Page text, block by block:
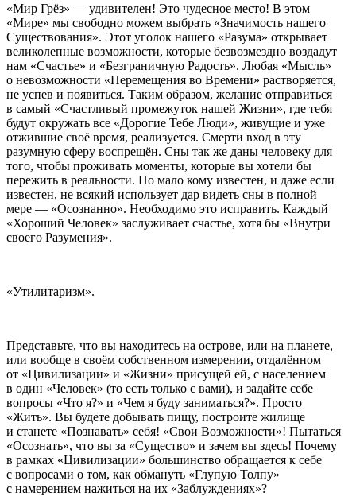
«Мир Грёз» — удивителен! Это чудесное место! В этом
«Мире» мы свободно можем выбрать «Значимость нашего
Существования». Этот уголок нашего «Разума» открывает
великолепные возможности, которые безвозмездно воздадут
нам «Счастье» и «Безграничную Радость». Любая «Мысль»
о невозможности «Перемещения во Времени» растворяется,
не успев и появиться. Таким образом, желание отправиться
в самый «Счастливый промежуток нашей Жизни», где тебя
будут окружать все «Дорогие Тебе Люди», живущие и уже
отжившие своё время, реализуется. Смерти вход в эту
разумную сферу воспрещён. Сны так же даны человеку для
того, чтобы проживать моменты, которые вы хотели бы
пережить в реальности. Но мало кому известен, и даже если
известен, не всякий использует дар видеть сны в полной
мере — «Осознанно». Необходимо это исправить. Каждый
«Хороший Человек» заслуживает счастье, хотя бы «Внутри
своего Разумения».
«Утилитаризм».
Представьте, что вы находитесь на острове, или на планете,
или вообще в своём собственном измерении, отдалённом
от «Цивилизации» и «Жизни» присущей ей, с населением
в один «Человек» (то есть только с вами), и задайте себе
вопросы «Что я?» и «Чем я буду заниматься?». Просто
«Жить». Вы будете добывать пищу, построите жилище
и станете «Познавать» себя! «Свои Возможности»! Пытаться
«Осознать», что вы за «Существо» и зачем вы здесь! Почему
в рамках «Цивилизации» большинство обращается к себе
с вопросами о том, как обмануть «Глупую Толпу»
с намерением нажиться на их «Заблуждениях»?